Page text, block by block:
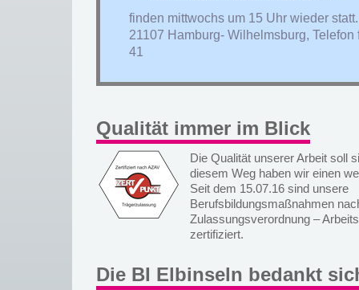
finden mittwochs um 15 Uhr wieder
21107 Hamburg- Wilhelmsburg,
41
Qualität immer im Blick
Die Qualität unserer Arbeit soll
diesem Weg haben wir einen
Seit dem 15.07.16 sind unsere
Berufsbildungsmaßnahmen
Zulassungsverordnung –
zertifiziert.
Die BI Elbinseln bedankt